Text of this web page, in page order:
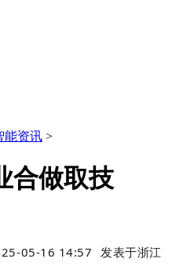
能资讯 >
合做取技
05-16 14:57 发表于浙江